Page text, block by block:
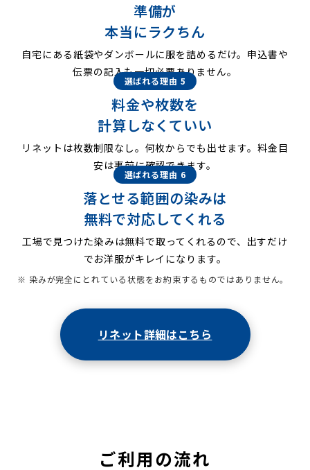
準備が
本当にラクちん
自宅にある紙袋やダンボールに服を詰めるだけ。申込書や
伝票の記入も一切必要ありません。
選ばれる理由 5
料金や枚数を
計算しなくていい
リネットは枚数制限なし。何枚からでも出せます。料金目
安は事前に確認できます。
選ばれる理由 6
落とせる範囲の染みは
無料で対応してくれる
工場で見つけた染みは無料で取ってくれるので、出すだけ
でお洋服がキレイになります。
※ 染みが完全にとれている状態をお約束するものではありません。
リネット詳細はこちら
ご利用の流れ